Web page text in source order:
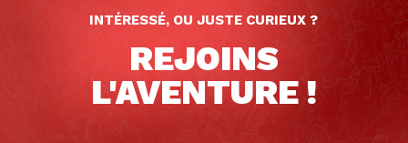
INTÉRESSÉ, OU JUSTE CURIEUX ?
REJOINS
L'AVENTURE !